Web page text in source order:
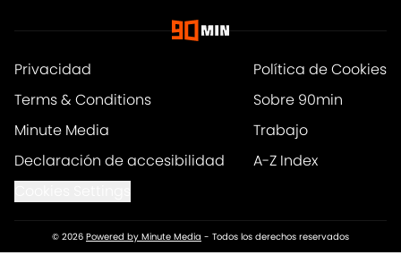
Privacidad
Política de Cookies
Terms & Conditions
Sobre 90min
Minute Media
Trabajo
Declaración de accesibilidad
A-Z Index
© 2026 Powered by Minute Media - Todos los derechos reservados